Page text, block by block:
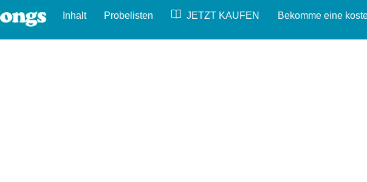
Inhalt Probelisten JETZT KAUFEN Bekomme eine
Back
Top